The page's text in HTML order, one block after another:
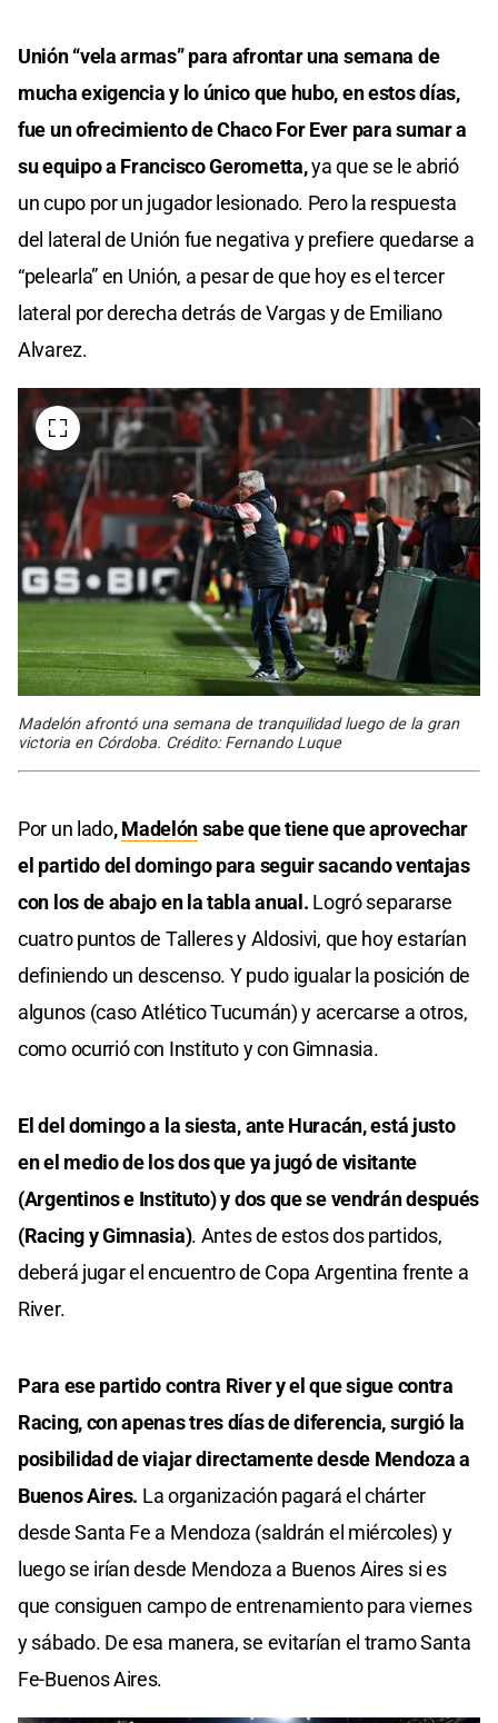
Unión “vela armas” para afrontar una semana de
mucha exigencia y lo único que hubo, en estos días,
fue un ofrecimiento de Chaco For Ever para sumar a
su equipo a Francisco Gerometta,ya que se le abrió
un cupo por un jugador lesionado. Pero la respuesta
del lateral de Unión fue negativa y prefiere quedarse a
“pelearla” en Unión, a pesar de que hoy es el tercer
lateral por derecha detrás de Vargas y de Emiliano
Alvarez.
Madelón afrontó una semana de tranquilidad luego de la gran
victoria en Córdoba. Crédito: Fernando Luque
Por un lado,Madelónsabe que tiene que aprovechar
el partido del domingo para seguir sacando ventajas
con los de abajo en la tabla anual. Logró separarse
cuatro puntos de Talleres y Aldosivi, que hoy estarían
definiendo un descenso. Y pudo igualar la posición de
algunos (caso Atlético Tucumán) y acercarse a otros,
como ocurrió con Instituto y con Gimnasia.
El del domingo a la siesta, ante Huracán, está justo
en el medio de los dos que ya jugó de visitante
(Argentinos e Instituto) y dos que se vendrán después
(Racing y Gimnasia). Antes de estos dos partidos,
deberá jugar el encuentro de Copa Argentina frente a
River.
Para ese partido contra River y el que sigue contra
Racing, con apenas tres días de diferencia, surgió la
posibilidad de viajar directamente desde Mendoza a
Buenos Aires. La organización pagará el chárter
desde Santa Fe a Mendoza (saldrán el miércoles) y
luego se irían desde Mendoza a Buenos Aires si es
que consiguen campo de entrenamiento para viernes
y sábado. De esa manera, se evitarían el tramo Santa
Fe-Buenos Aires.